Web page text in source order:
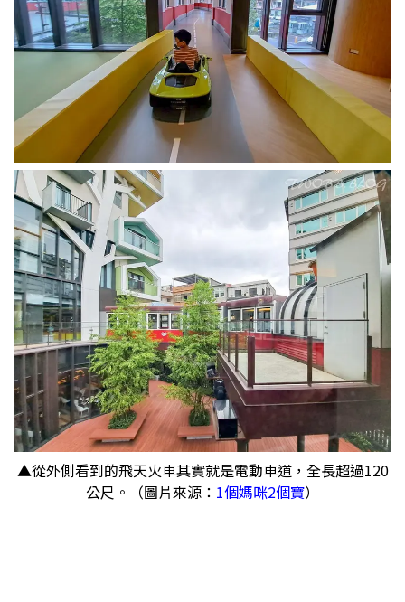
▲從外側看到的飛天火車其實就是電動車道，全長超過120
公尺。（圖片來源： 1個媽咪2個寶）